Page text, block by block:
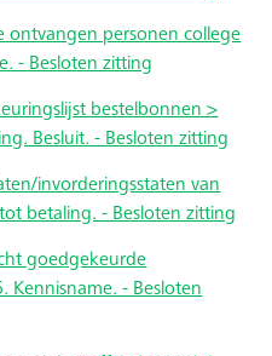
ontvangen personen college
- Besloten zitting
bestelbonnen >
Besluit. - Besloten zitting
invorderingsstaten van
betaling. - Besloten zitting
goedgekeurde
Kennisname. - Besloten